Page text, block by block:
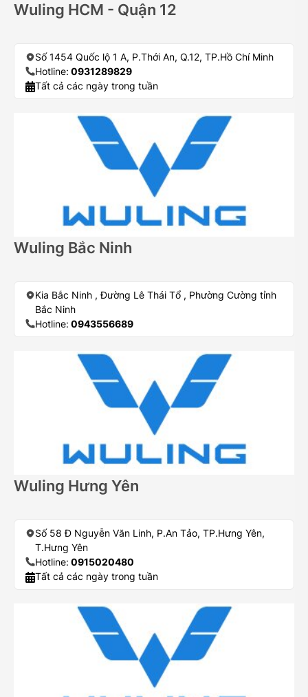
Wuling HCM - Quận 12
Số 1454 Quốc lộ 1 A, P.Thới An, Q.12, TP.Hồ Chí Minh
Hotline: 0931289829
Tất cả các ngày trong tuần
Wuling Bắc Ninh
Kia Bắc Ninh , Đường Lê Thái Tổ , Phường Cường tỉnh
Bắc Ninh
Hotline: 0943556689
Wuling Hưng Yên
Số 58 Đ Nguyễn Văn Linh, P.An Tảo, TP.Hưng Yên,
T.Hưng Yên
Hotline: 0915020480
Tất cả các ngày trong tuần